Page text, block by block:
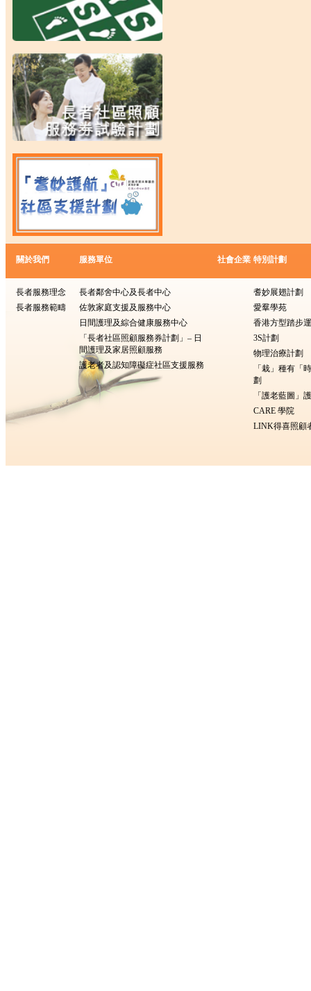
關於我們
長者服務理念
長者服務範疇
服務單位
長者鄰舍中心及長者中心
佐敦家庭支援及服務中心
日間護理及綜合健康服務中心
「長者社區照顧服務券計劃」– 日
間護理及家居照顧服務
護老者及認知障礙症社區支援服務
社會企業 特別計劃
耆妙展翅計劃
愛羣學苑
香港方型踏步
3S計劃
物理治療計劃
「栽」種有
劃
「護老藍圖」
CARE 學院
LINK得喜照顧